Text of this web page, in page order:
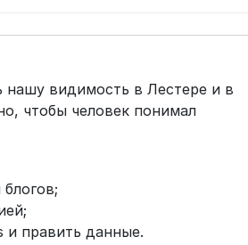
видимость в Лестере и в
чтобы человек понимал
и править данные.